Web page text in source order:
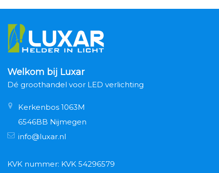
Welkom bij Luxar
Dé groothandel voor LED verlichting
Kerkenbos 1063M
6546BB Nijmegen
info@luxar.nl
KVK nummer: KVK 54296579